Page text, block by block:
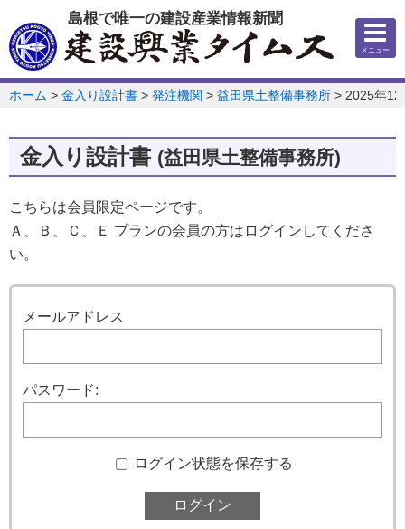
このページの本文へ
島根で唯一の建設産業情報新聞
メニュー
このページの位置:
ホーム > 金入り設計書 > 発注機関 > 益田県土整備事務所 > 2025年12
金入り設計書 (益田県土整備事務所)
こちらは会員限定ページです。
Ａ、Ｂ、Ｃ、Ｅ プランの会員の方はログインしてくださ
い。
メールアドレス
パスワード:
ログイン状態を保存する